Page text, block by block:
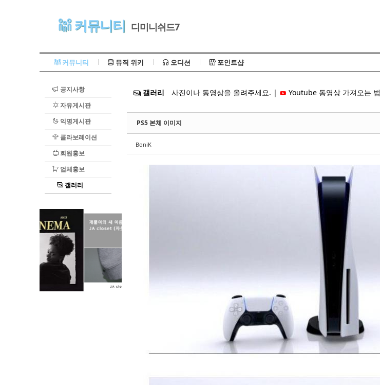
커뮤니티 디미니쉬드7
커뮤니티 뮤직 위키 오디션 포인트샵
공지사항
자유게시판
익명게시판
콜라보레이션
회원홍보
업체홍보
갤러리
갤러리 사진이나 동영상을 올려주세요. | Youtube 동영상 가져오는 법
PS5 본체 이미지
BoniK
Sketchbook5, 스케치북5
Sketchbook5, 스케치북5